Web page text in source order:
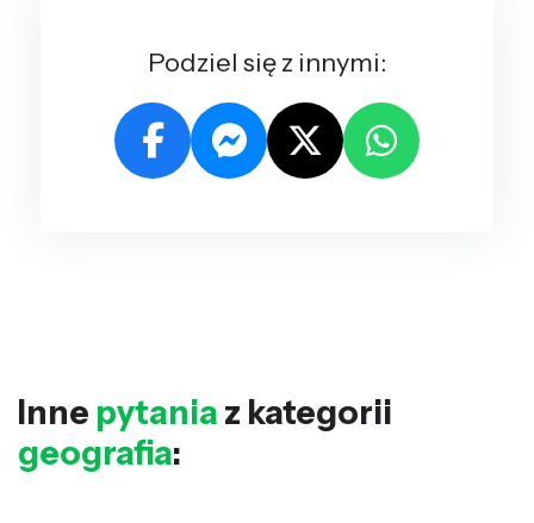
Podziel się z innymi:
Inne pytania z kategorii
geografia: